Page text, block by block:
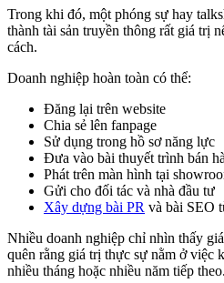
Trong khi đó, một phóng sự hay
thành tài sản truyền thông rất giá trị
cách.
Doanh nghiệp hoàn toàn có thể:
Đăng lại trên website
Chia sẻ lên fanpage
Sử dụng trong hồ sơ năng lực
Đưa vào bài thuyết trình bán
Phát trên màn hình tại
Gửi cho đối tác và nhà đầu tư
Xây dựng bài PR và bài SEO
Nhiều doanh nghiệp chỉ nhìn thấy
quên rằng giá trị thực sự nằm ở việc
nhiều tháng hoặc nhiều năm tiếp theo.